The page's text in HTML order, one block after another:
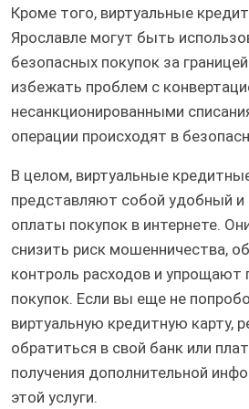
Кроме того, виртуальные
Ярославле могут быть
безопасных покупок за
избежать проблем с
несанкционированными
операции происходят в
В целом, виртуальные
представляют собой удобный и
оплаты покупок в интернете.
снизить риск мошенничества,
контроль расходов и упрощают
покупок. Если вы еще не
виртуальную кредитную карту,
обратиться в свой банк или
получения дополнительной
этой услуги.